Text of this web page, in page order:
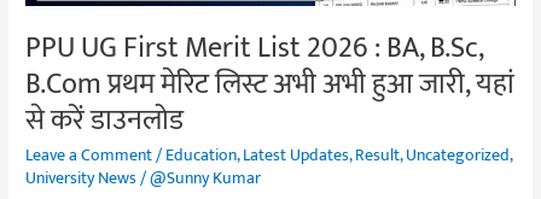
PPU UG First Merit List 2026 : BA, B.Sc,
B.Com प्रथम मेरिट लिस्ट अभी अभी हुआ जारी, यहां
से करें डाउनलोड
Leave a Comment/Education,Latest Updates,Result,Uncategorized,
University News/@Sunny Kumar
B.Com
प्रथम
मेरिट
लिस्ट
अभी
अभी